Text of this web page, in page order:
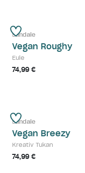
Sandale
Vegan Roughy
Eule
74,99 €
Sandale
Vegan Breezy
Kreativ Tukan
74,99 €